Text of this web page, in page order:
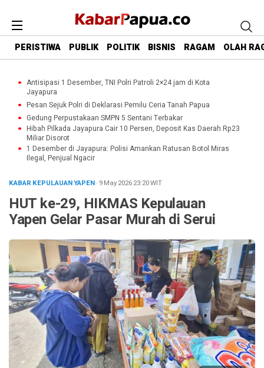
PERISTIWA PUBLIK POLITIK BISNIS RAGAM OLAH
Antisipasi 1 Desember, TNI Polri Patroli 2×24 jam di Kota
Jayapura
Pesan Sejuk Polri di Deklarasi Pemilu Ceria Tanah Papua
Gedung Perpustakaan SMPN 5 Sentani Terbakar
Hibah Pilkada Jayapura Cair 10 Persen, Deposit Kas Daerah Rp23
Miliar Disorot
1 Desember di Jayapura: Polisi Amankan Ratusan Botol Miras
Ilegal, Penjual Ngacir
KABAR KEPULAUAN YAPEN· 9 May 202623:20WIT
HUT ke-29, HIKMAS Kepulauan
Yapen Gelar Pasar Murah di Serui